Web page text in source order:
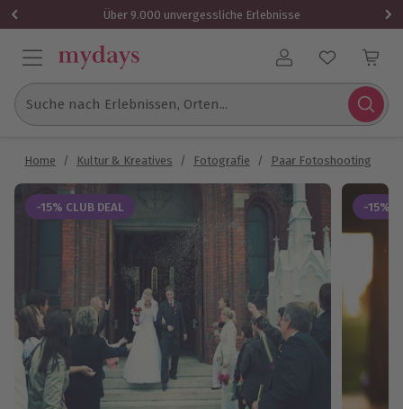
Über 9.000 unvergessliche Erlebnisse
Benutzerkonto
Suche nach Erlebnissen, Orten...
Home / Kultur & Kreatives / Fotografie / Paar Fotoshooting
-15% CLUB DEAL -15%